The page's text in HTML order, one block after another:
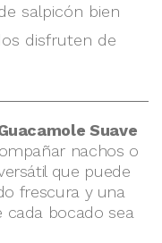
salpicón bien
disfruten de
Suave
nachos o
que puede
frescura y una
bocado sea